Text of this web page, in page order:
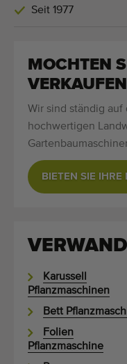
Blog
Fachpersonal
Weltweite
Seit 1977
Seit 1977
MOCHTEN
Wir sind ständig
hochwertigen
BIETEN SIE IHRE
Karussell
Pflanzmaschinen
Bett
Folien
Pflanzmaschine